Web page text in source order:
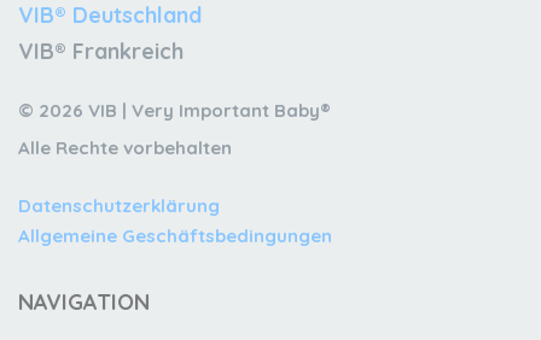
VIB® Deutschland
VIB® Frankreich
© 2026 VIB | Very Important Baby®
Alle Rechte vorbehalten
Datenschutzerklärung
Allgemeine Geschäftsbedingungen
NAVIGATION